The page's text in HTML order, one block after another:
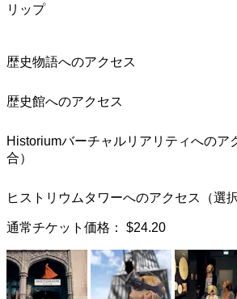
リップ
歴史物語へのアクセス
歴史館へのアクセス
Historiumバーチャルリアリティへのア
合）
ヒストリウムタワーへのアクセス（選
通常チケット価格： $24.20